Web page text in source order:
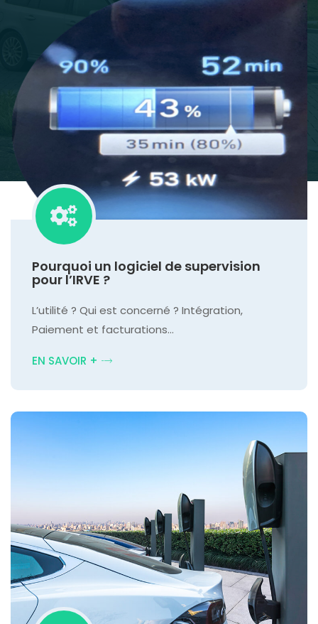
Pourquoi un logiciel de supervision
pour l’IRVE ?
L’utilité ? Qui est concerné ? Intégration,
Paiement et facturations…
EN SAVOIR +